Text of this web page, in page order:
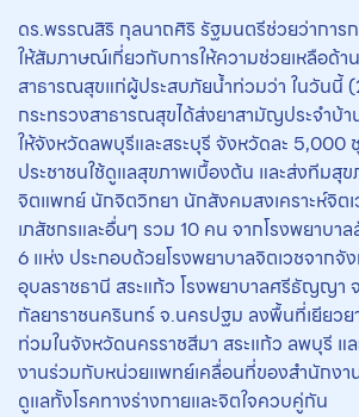
ดร.พรรณสิริ กุลนาถศิริ รัฐมนตรีช่วยว่าการ
ให้สัมภาษณ์เกี่ยวกับการให้ความช่วยเหลือด้า
สาธารณสุขแก่ผู้ประสบภัยน้ำท่วมว่า ในวันนี้
กระทรวงสาธารณสุขได้ส่งยาสามัญประจำบ้
ให้จังหวัดลพบุรีและสระบุรี จังหวัดละ 5,000
ประชาชนใช้ดูแลสุขภาพเบื้องต้น และส่งทีมสุ
จิตแพทย์ นักจิตวิทยา นักสังคมสงเคราะห์จิต
เภสัชกรและอื่นๆ รวม 10 คน จากโรงพยาบ
6 แห่ง ประกอบด้วยโรงพยาบาลจิตเวชจากจั
อุบลราชธานี สระแก้ว โรงพยาบาลศรีธัญญา
กัลยาราชนครินทร์ จ.นครปฐม ลงพื้นที่เยียวย
ท่วมในจังหวัดนครราชสีมา สระแก้ว ลพบุรี แ
งานร่วมกับหน่วยแพทย์เคลื่อนที่ของสำนักง
ดูแลทั้งโรคทางร่างกายและจิตใจควบคู่กัน